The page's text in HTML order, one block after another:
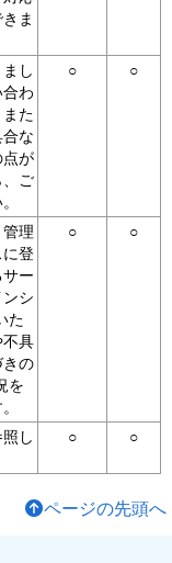
ま
し
わ
た
な
点が
、ご
○ ○
理
登
ー
シ
た
不具
きの
を
○ ○
し
○ ○
ページの先頭へ